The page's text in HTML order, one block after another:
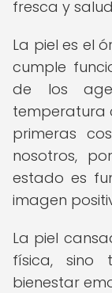
fresca y
La piel es el
cumple
de los
temperatura
primeras
nosotros,
estado es
imagen
La piel
física, sino
bienestar